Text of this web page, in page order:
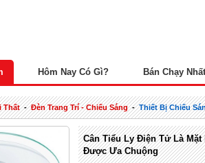
Hôm Nay Có Gì? Bán Chạy Nhất
Thất-Đèn Trang Trí - Chiếu Sáng-Thiết Bị Chiếu
Cân Tiểu Ly Điện Tử Là Mặt
Được Ưa Chuộng